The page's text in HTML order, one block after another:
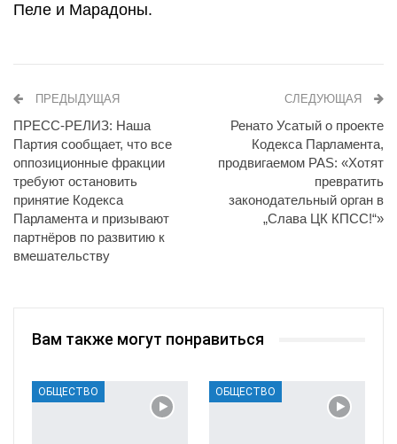
Пеле и Марадоны.
ПРЕДЫДУЩАЯ
ПРЕСС-РЕЛИЗ: Наша
Партия сообщает, что все
оппозиционные фракции
требуют остановить
принятие Кодекса
Парламента и призывают
партнёров по развитию к
вмешательству
СЛЕДУЮЩАЯ
Ренато Усатый о проекте
Кодекса Парламента,
продвигаемом PAS: «Хотят
превратить
законодательный орган в
„Слава ЦК КПСС!“»
Вам также могут понравиться
ОБЩЕСТВО ОБЩЕСТВО